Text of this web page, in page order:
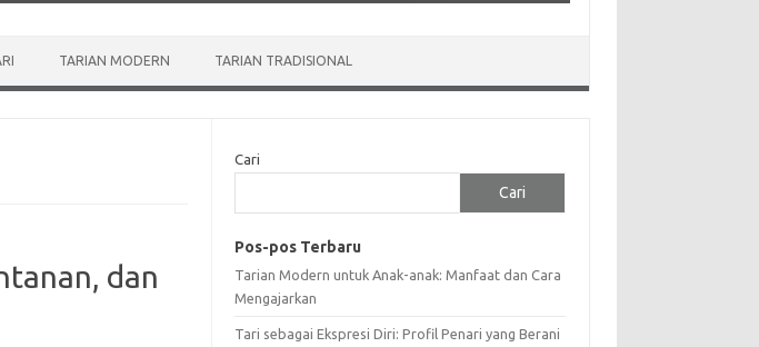
TARIAN MODERN TARIAN TRADISIONAL
dan
Cari
Cari
Pos-pos Terbaru
Tarian Modern untuk Anak-anak: Manfaat dan Cara
Mengajarkan
Tari sebagai Ekspresi Diri: Profil Penari yang Berani